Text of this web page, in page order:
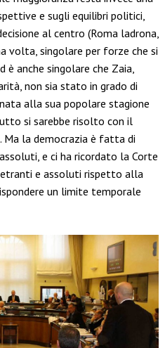
e sugli equilibri politici,
al centro (Roma ladrona,
volta, singolare per forze che si
è anche singolare che Zaia,
non sia stato in grado di
alla sua popolare stagione
si sarebbe risolto con il
Ma la democrazia è fatta di
e ci ha ricordato la Corte
e assoluti rispetto alla
un limite temporale